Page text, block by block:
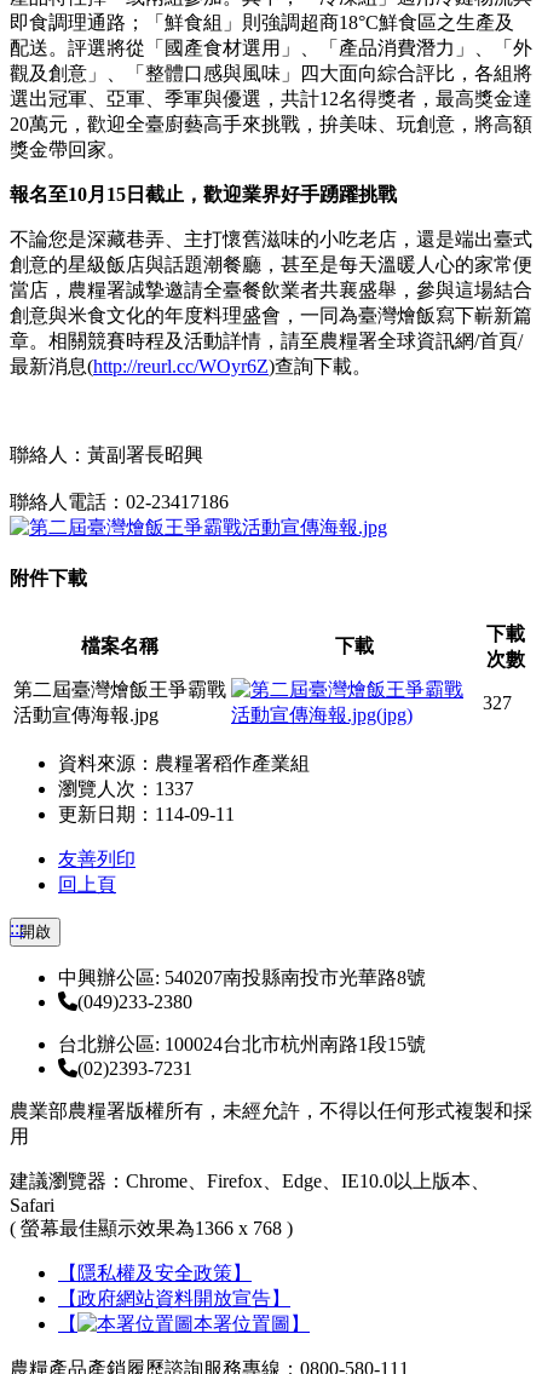
即食調理通路；「鮮食組」則強調超商18°C鮮食區之生產及
配送。評選將從「國產食材選用」、「產品消費潛力」、「外
觀及創意」、「整體口感與風味」四大面向綜合評比，各組將
選出冠軍、亞軍、季軍與優選，共計12名得獎者，最高獎金達
20萬元，歡迎全臺廚藝高手來挑戰，拚美味、玩創意，將高額
獎金帶回家。
報名至10月15日截止，歡迎業界好手踴躍挑戰
不論您是深藏巷弄、主打懷舊滋味的小吃老店，還是端出臺式
創意的星級飯店與話題潮餐廳，甚至是每天溫暖人心的家常便
當店，農糧署誠摯邀請全臺餐飲業者共襄盛舉，參與這場結合
創意與米食文化的年度料理盛會，一同為臺灣燴飯寫下嶄新篇
章。相關競賽時程及活動詳情，請至農糧署全球資訊網/首頁/
最新消息(http://reurl.cc/WOyr6Z)查詢下載。
聯絡人：黃副署長昭興
聯絡人電話：02-23417186
附件下載
檔案名稱 下載
下載
次數
第二屆臺灣燴飯王爭霸戰
活動宣傳海報.jpg
327
資料來源：農糧署稻作產業組
瀏覽人次：1337
更新日期：114-09-11
友善列印
回上頁
:::開啟
中興辦公區: 540207南投縣南投市光華路8號
(049)233-2380
台北辦公區: 100024台北市杭州南路1段15號
(02)2393-7231
農業部農糧署版權所有，未經允許，不得以任何形式複製和採
用
建議瀏覽器：Chrome、Firefox、Edge、IE10.0以上版本、
Safari
( 螢幕最佳顯示效果為1366 x 768 )
【隱私權及安全政策】
【政府網站資料開放宣告】
【
本署位置圖】
農糧產品產銷履歷諮詢服務專線：0800-580-111